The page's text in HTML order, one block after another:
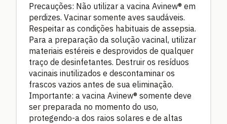
Precauções: Não utilizar a vacina Avinew® em
perdizes. Vacinar somente aves saudáveis.
Respeitar as condições habituais de assepsia.
Para a preparação da solução vacinal, utilizar
materiais estéreis e desprovidos de qualquer
traço de desinfetantes. Destruir os resíduos
vacinais inutilizados e descontaminar os
frascos vazios antes de sua eliminação.
Importante: a vacina Avinew® somente deve
ser preparada no momento do uso,
protegendo-a dos raios solares e de altas